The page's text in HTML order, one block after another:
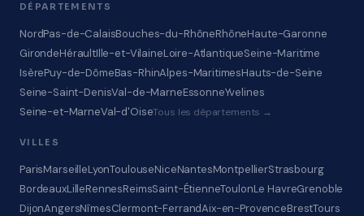
DÉPARTEMENTS
NordPas-de-CalaisBouches-du-RhôneRhôneHaute-Garonne
GirondeHéraultIlle-et-VilaineLoire-AtlantiqueSeine-Maritime
IsèrePuy-de-DômeBas-RhinAlpes-MaritimesHauts-de-Seine
Seine-Saint-DenisVal-de-MarneEssonneYvelines
Seine-et-MarneVal-d'OiseTous les départements →
VILLES
ParisMarseilleLyonToulouseNiceNantesMontpellierStrasbourg
BordeauxLilleRennesReimsSaint-ÉtienneToulonLe HavreGrenoble
DijonAngersNîmesClermont-FerrandAix-en-ProvenceBrestTours